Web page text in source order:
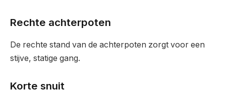
Rechte achterpoten
De rechte stand van de achterpoten zorgt voor een
stijve, statige gang.
Korte snuit